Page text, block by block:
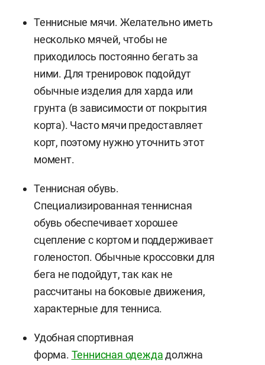
Теннисные мячи. Желательно иметь
несколько мячей, чтобы не
приходилось постоянно бегать за
ними. Для тренировок подойдут
обычные изделия для харда или
грунта (в зависимости от покрытия
корта). Часто мячи предоставляет
корт, поэтому нужно уточнить этот
момент.
Теннисная обувь.
Специализированная теннисная
обувь обеспечивает хорошее
сцепление с кортом и поддерживает
голеностоп. Обычные кроссовки для
бега не подойдут, так как не
рассчитаны на боковые движения,
характерные для тенниса.
Удобная спортивная
форма. Теннисная одеждадолжна